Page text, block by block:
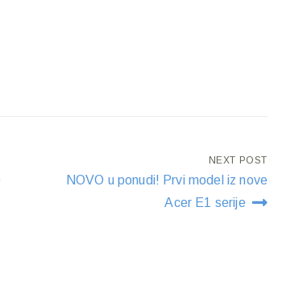
NEXT POST
NOVO u ponudi! Prvi model iz nove
Acer E1 serije